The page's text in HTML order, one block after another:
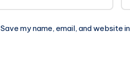
Save my name, email, and website